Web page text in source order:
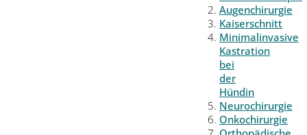
Augenchirurgie
Kaiserschnitt
Minimalinvasive
Kastration
bei
der
Hündin
Neurochirurgie
Onkochirurgie